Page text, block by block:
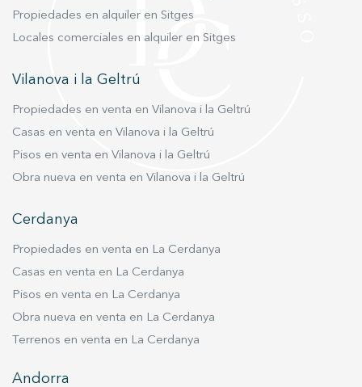
Propiedades en alquiler en Sitges
Locales comerciales en alquiler en Sitges
Vilanova i la Geltrú
Propiedades en venta en Vilanova i la Geltrú
Casas en venta en Vilanova i la Geltrú
Pisos en venta en Vilanova i la Geltrú
Obra nueva en venta en Vilanova i la Geltrú
Cerdanya
Propiedades en venta en La Cerdanya
Casas en venta en La Cerdanya
Pisos en venta en La Cerdanya
Obra nueva en venta en La Cerdanya
Terrenos en venta en La Cerdanya
Andorra